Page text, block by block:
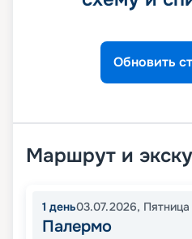
Обновить
Маршрут и
1 день03.07.2026, Пятница
Палермо